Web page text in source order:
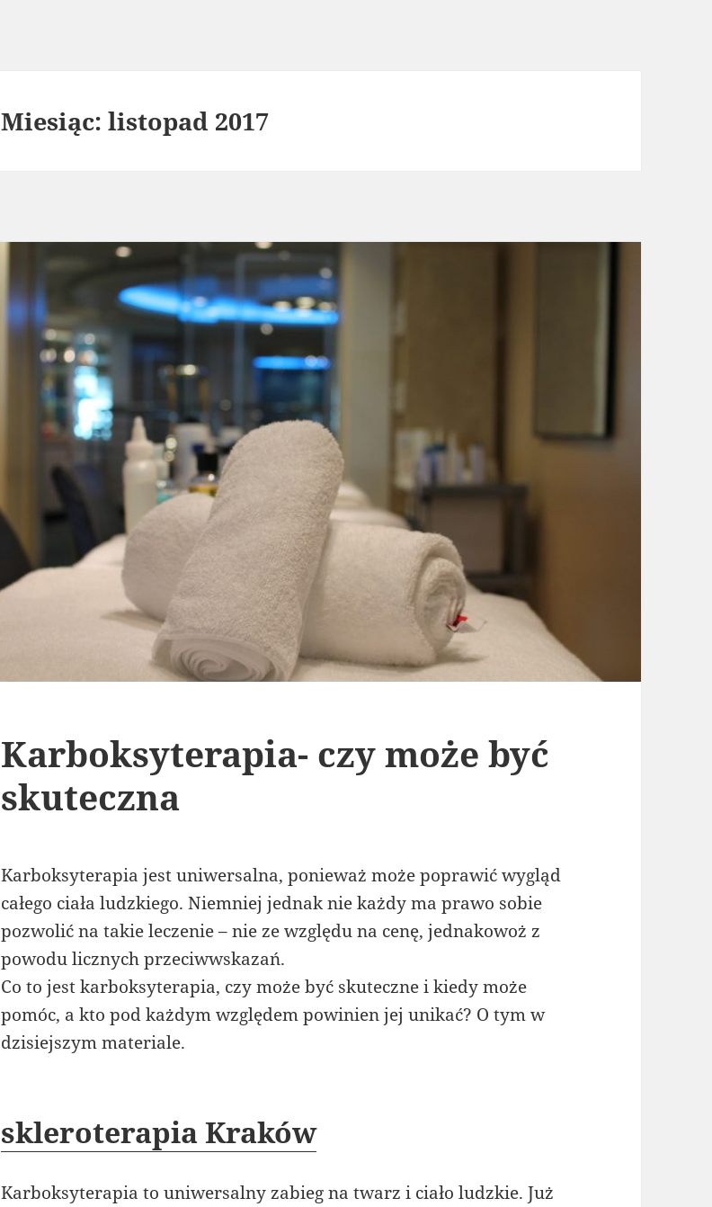
Miesiąc:listopad 2017
Karboksyterapia- czy może być
skuteczna
Karboksyterapia jest uniwersalna, ponieważ może poprawić wygląd
całego ciała ludzkiego. Niemniej jednak nie każdy ma prawo sobie
pozwolić na takie leczenie – nie ze względu na cenę, jednakowoż z
powodu licznych przeciwwskazań.
Co to jest karboksyterapia, czy może być skuteczne i kiedy może
pomóc, a kto pod każdym względem powinien jej unikać? O tym w
dzisiejszym materiale.
skleroterapia Kraków
Karboksyterapia to uniwersalny zabieg na twarz i ciało ludzkie. Już